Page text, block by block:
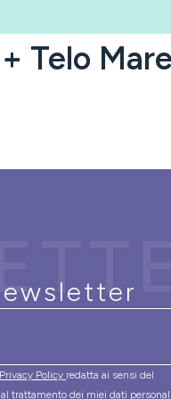
Telo Mare
Privacy Policy redatta ai sensi del
trattamento dei miei dati